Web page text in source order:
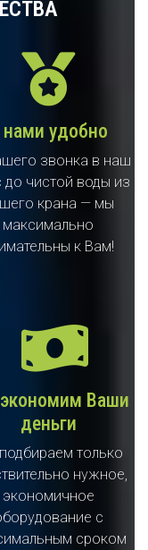
нами удобно
звонка в наш
до чистой воды из
крана — мы
максимально
к Вам!
Ваши
деньги
только
нужное,
экономичное
с
сроком